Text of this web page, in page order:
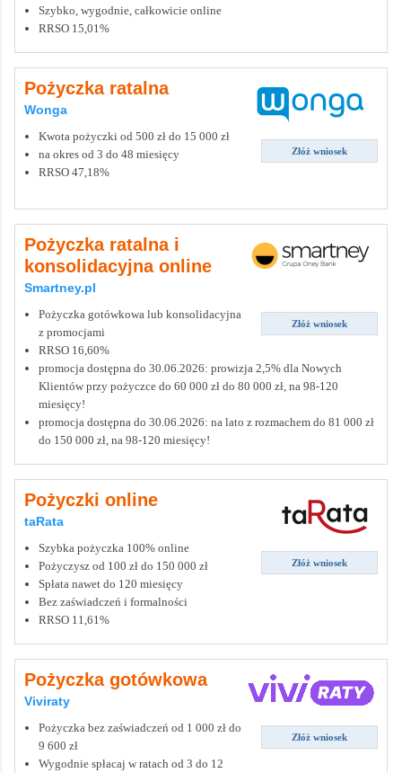
Szybko, wygodnie, całkowicie online
RRSO 15,01%
Pożyczka ratalna
Wonga
Złóż wniosek
Kwota pożyczki od 500 zł do 15 000 zł
na okres od 3 do 48 miesięcy
RRSO 47,18%
Pożyczka ratalna i
konsolidacyjna online
Smartney.pl
Złóż wniosek
Pożyczka gotówkowa lub konsolidacyjna
z promocjami
RRSO 16,60%
promocja dostępna do 30.06.2026: prowizja 2,5% dla Nowych
Klientów przy pożyczce do 60 000 zł do 80 000 zł, na 98-120
miesięcy!
promocja dostępna do 30.06.2026: na lato z rozmachem do 81 000 zł
do 150 000 zł, na 98-120 miesięcy!
Pożyczki online
taRata
Złóż wniosek
Szybka pożyczka 100% online
Pożyczysz od 100 zł do 150 000 zł
Spłata nawet do 120 miesięcy
Bez zaświadczeń i formalności
RRSO 11,61%
Pożyczka gotówkowa
Viviraty
Złóż wniosek
Pożyczka bez zaświadczeń od 1 000 zł do
9 600 zł
Wygodnie spłacaj w ratach od 3 do 12